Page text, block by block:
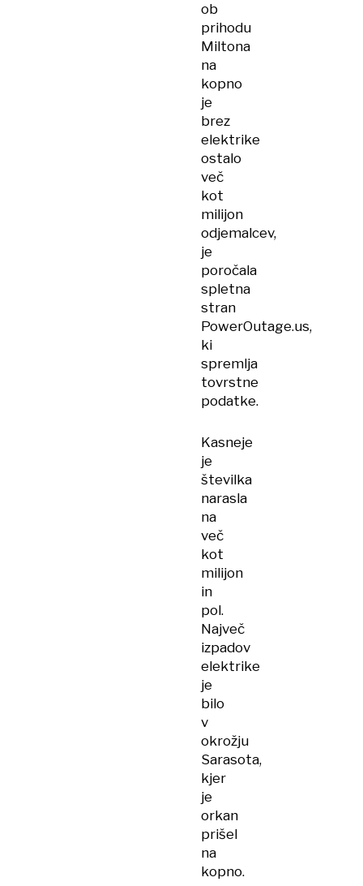
ob
prihodu
Miltona
na
kopno
je
brez
elektrike
ostalo
več
kot
milijon
odjemalcev,
je
poročala
spletna
stran
PowerOutage.us,
ki
spremlja
tovrstne
podatke.
Kasneje
je
številka
narasla
na
več
kot
milijon
in
pol.
Največ
izpadov
elektrike
je
bilo
v
okrožju
Sarasota,
kjer
je
orkan
prišel
na
kopno.